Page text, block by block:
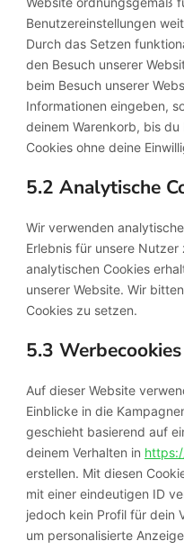
Benutzereinstellungen
Durch das Setzen
den Besuch unserer
beim Besuch unserer
Informationen eingeben,
deinem Warenkorb, bis
Cookies ohne deine
5.2 Analytische
Wir verwenden
Erlebnis für unsere
analytischen Cookies
unserer Website. Wir
Cookies zu setzen.
5.3 Werbecookies
Auf dieser Website
Einblicke in die
geschieht basierend auf
deinem Verhalten in
erstellen. Mit diesen
mit einer eindeutigen ID
jedoch kein Profil für dein
um personalisierte